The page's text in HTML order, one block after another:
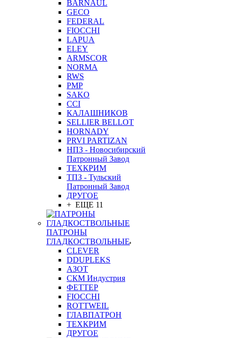
BARNAUL
GEСO
FEDERAL
FIOCCHI
LAPUA
ELEY
ARMSCOR
NORMA
RWS
PMP
SAKO
CCI
КАЛАШНИКОВ
SELLIER BELLOT
HORNADY
PRVI PARTIZAN
НПЗ - Новосибирский
Патронный Завод
ТЕХКРИМ
ТПЗ - Тульский
Патронный Завод
ДРУГОЕ
+ ЕЩЕ 11
ПАТРОНЫ
ГЛАДКОСТВОЛЬНЫЕ
CLEVER
DDUPLEKS
АЗОТ
СКМ Индустрия
ФЕТТЕР
FIOCCHI
ROTTWEIL
ГЛАВПАТРОН
ТЕХКРИМ
ДРУГОЕ